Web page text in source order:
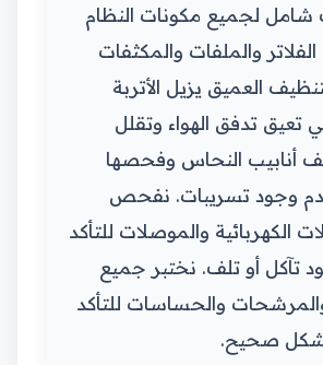
شامل لجميع مكونات النظام
والملفات والمكثفات
العميق يزيل الأتربة
تعيق تدفق الهواء وتقلل
أنابيب النحاس وفحصها
وجود تسريبات. نفحص
الكهربائية والموصلات للتأكد
تآكل أو تلف. نختبر جميع
والحساسات للتأكد
صحيح.